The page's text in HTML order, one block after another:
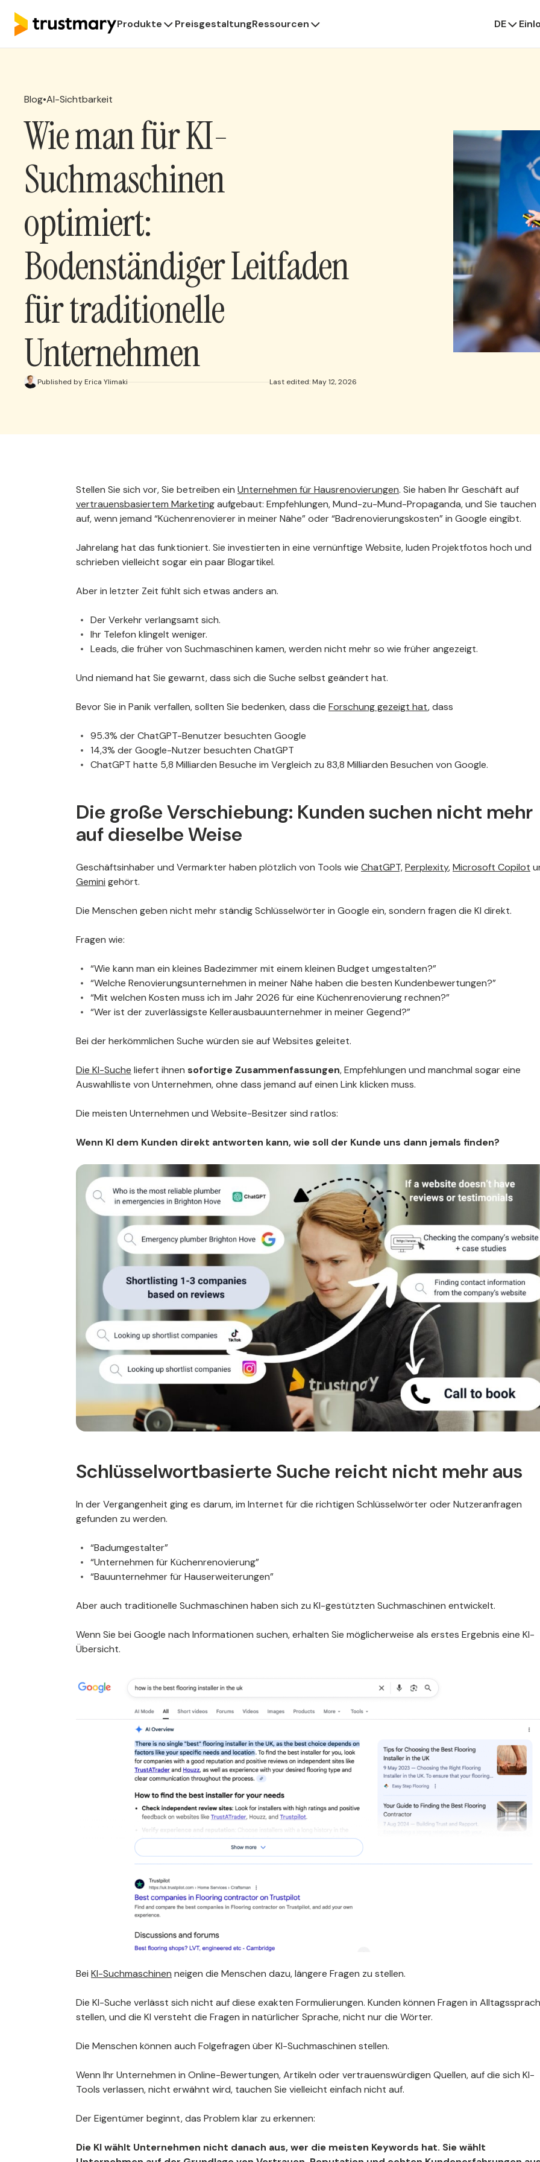
Produkte PreisgestaltungRessourcen DE
Blog•AI-Sichtbarkeit
Wie man für KI-
Suchmaschinen
optimiert:
Bodenständiger Leitfaden
für traditionelle
Unternehmen
Published by Erica Ylimaki Last edited: May 12, 2026
Stellen Sie sich vor, Sie betreiben ein Unternehmen für Hausrenovierungen. Sie haben Ihr Geschäft auf
vertrauensbasiertem Marketingaufgebaut: Empfehlungen, Mund-zu-Mund-Propaganda, und Sie tauchen
auf, wenn jemand “Küchenrenovierer in meiner Nähe” oder “Badrenovierungskosten” in Google eingibt.
Jahrelang hat das funktioniert. Sie investierten in eine vernünftige Website, luden Projektfotos hoch und
schrieben vielleicht sogar ein paar Blogartikel.
Aber in letzter Zeit fühlt sich etwas anders an.
Der Verkehr verlangsamt sich.
Ihr Telefon klingelt weniger.
Leads, die früher von Suchmaschinen kamen, werden nicht mehr so wie früher angezeigt.
Und niemand hat Sie gewarnt, dass sich die Suche selbst geändert hat.
Bevor Sie in Panik verfallen, sollten Sie bedenken, dass die Forschung gezeigt hat, dass
95.3% der ChatGPT-Benutzer besuchten Google
14,3% der Google-Nutzer besuchten ChatGPT
ChatGPT hatte 5,8 Milliarden Besuche im Vergleich zu 83,8 Milliarden Besuchen von Google.
Die große Verschiebung: Kunden suchen nicht mehr
auf dieselbe Weise
Geschäftsinhaber und Vermarkter haben plötzlich von Tools wie ChatGPT,Perplexity,Microsoft Copilot
Gemini gehört.
Die Menschen geben nicht mehr ständig Schlüsselwörter in Google ein, sondern fragen die KI direkt.
Fragen wie:
“Wie kann man ein kleines Badezimmer mit einem kleinen Budget umgestalten?”
“Welche Renovierungsunternehmen in meiner Nähe haben die besten Kundenbewertungen?”
“Mit welchen Kosten muss ich im Jahr 2026 für eine Küchenrenovierung rechnen?”
“Wer ist der zuverlässigste Kellerausbauunternehmer in meiner Gegend?”
Bei der herkömmlichen Suche würden sie auf Websites geleitet.
Die KI-Suche liefert ihnen sofortige Zusammenfassungen, Empfehlungen und manchmal sogar eine
Auswahlliste von Unternehmen, ohne dass jemand auf einen Link klicken muss.
Die meisten Unternehmen und Website-Besitzer sind ratlos:
Wenn KI dem Kunden direkt antworten kann, wie soll der Kunde uns dann jemals finden?
Schlüsselwortbasierte Suche reicht nicht mehr aus
In der Vergangenheit ging es darum, im Internet für die richtigen Schlüsselwörter oder Nutzeranfragen
gefunden zu werden.
“Badumgestalter”
“Unternehmen für Küchenrenovierung”
“Bauunternehmer für Hauserweiterungen”
Aber auch traditionelle Suchmaschinen haben sich zu KI-gestützten Suchmaschinen entwickelt.
Wenn Sie bei Google nach Informationen suchen, erhalten Sie möglicherweise als erstes Ergebnis eine KI-
Übersicht.
Bei KI-Suchmaschinen neigen die Menschen dazu, längere Fragen zu stellen.
Die KI-Suche verlässt sich nicht auf diese exakten Formulierungen. Kunden können Fragen in
stellen, und die KI versteht die Fragen in natürlicher Sprache, nicht nur die Wörter.
Die Menschen können auch Folgefragen über KI-Suchmaschinen stellen.
Wenn Ihr Unternehmen in Online-Bewertungen, Artikeln oder vertrauenswürdigen Quellen, auf die sich KI-
Tools verlassen, nicht erwähnt wird, tauchen Sie vielleicht einfach nicht auf.
Der Eigentümer beginnt, das Problem klar zu erkennen:
Die KI wählt Unternehmen nicht danach aus, wer die meisten Keywords hat. Sie wählt